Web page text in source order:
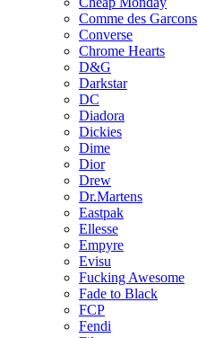
Comme des Garcons
Converse
Chrome Hearts
D&G
Darkstar
DC
Diadora
Dickies
Dime
Dior
Drew
Dr.Martens
Eastpak
Ellesse
Empyre
Evisu
Fucking Awesome
Fade to Black
FCP
Fendi